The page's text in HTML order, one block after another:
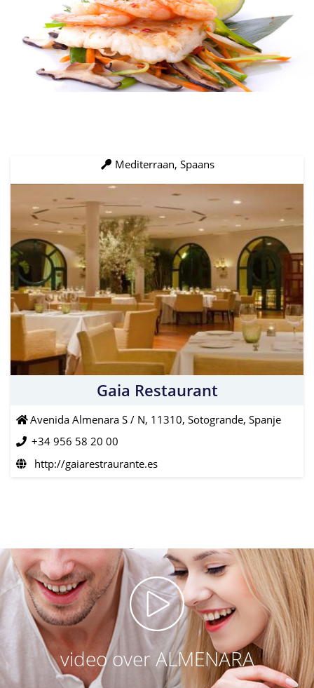
Mediterraan, Spaans
Gaia Restaurant
Avenida Almenara S / N, 11310, Sotogrande, Spanje
+34 956 58 20 00
http://gaiarestraurante.es
video over ALMENARA